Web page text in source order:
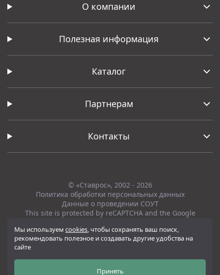
О компании
Полезная информация
Каталог
Партнерам
Контакты
© «Ставрос», 2002 - 2026
Политика обработки персональных данных
Данные о проведении СОУТ
This site is protected by reCAPTCHA and the Google
Вся представленная на сайте информация, касающаяся технических
информационный характер и ни при каких условиях не является
публичной офертой, определяемой положениями Статьи 437(2)
Мы используем cookies, чтобы сохранять ваш поиск,
рекомендовать полезное и создавать другие удобства на
сайте
Принять